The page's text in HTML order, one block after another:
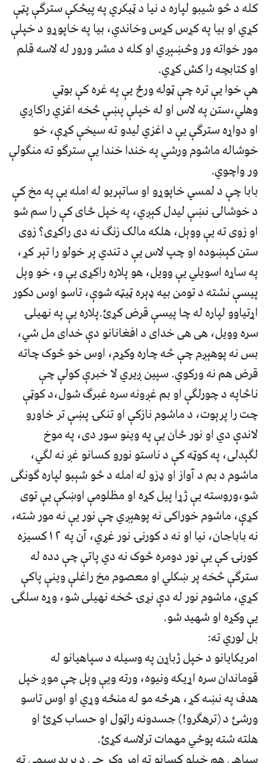
کله د څو شيبو لپاره د نيا د ټيکري په پيڅکې سترګې پټې
کړي او بيا په کړس کړس وخاندي، بيا په خاپوړو د خپلې
مور خواته ور وڅښېږي او کله د مشر ورور له لاسه قلم
او کتابچه را کش کړي.
هې خوا يې تره چې ټوله ورځ يې په غره کې بوټي
وهلي،ستن په لاس او له خپلې پښې څخه اغزي راکاږي
او دواړه سترګې يې د اغزي ليدو ته سيخې کړې، خو
خوشاله ماشوم ورشي په خندا خندا يې سترګو ته منګولې
ور واچوي.
بابا چې د لمسي خاپوړو او ساتېريو له امله يې په مخ کې
د خوشالۍ نښې ليدل کېږي، په خپل ځای کې را سم شو
او زوی ته يې ووېل، هلکه مالک زنګ نه دی راکړی؟ زوی
ستن کېښوده او چپ لاس يې د تندي پر خولو را تېر کړ،
په ساړه اسويلي يې وويل، هو پلاره راکړی يې و، خو وېل
پيسې نشته د تومن بيه ډېره ټيټه شوې، تاسو اوس دکور
اړتياوو لپاره له چا پيسې قرض کړئ.پلاره يې په نهيلۍ
سره وويل، هی هی خدای د افغانانو دې خدای مل شي،
بس نه پوهېږم چې څه چاره وکړم، اوس خو څوک چاته
قرض هم نه ورکوي. سپين ږيري لا خبرې کولې چې
ناڅاپه د چورلګې او بم غږونه سره غبرګ شول،د کوټې
چت را پرېوت، د ماشوم نازکې او تنکۍ پښې تر خاورو
لاندې دي او نور ځان يې په وينو سور دی، په موخ
لګېدلی، په کوټه کې د ناستو نورو کسانو غږ نه لګي،
ماشوم د بم د آواز او ډزو له امله د څو شېبو لپاره ګونګی
شو،وروسته يې ژړا پيل کړه او مظلومې اوښکې يې توی
کړې، ماشوم خوراکی نه پوهېږي چې نور يې نه مور شته،
نه باباجان، نيا او نه د کورنۍ نور غړي، آن په ۱۲کسيزه
کورنۍ کې يې نور دومره څوک نه دي پاتې چې دده له
سترګې څخه پر ښکلي او معصوم مخ راغلې وينې پاکې
کړي، ماشوم نور له دې نړۍ څخه نهيلی شو، وړه سلګۍ
يې وکړه او شهيد شو.
بل لوري ته:
امريکايانو د خپل ژباړن په وسيله د سپاهيانو له
قوماندان سره اړيکه ونيوه، ورته ويې وېل چې موږ خپل
هدف په نښه کړ، هرڅه مو له منځه وړي او اوس تاسو
ورشئ د (ترهګرو!) جسدونه راټول او حساب کړئ او
هلته شته پوځي مهمات ترلاسه کړئ.